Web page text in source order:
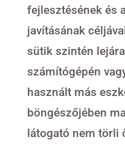
fejlesztésének és
javításának
sütik szintén
számítógépén
használt más
böngészőjében
látogató nem törli